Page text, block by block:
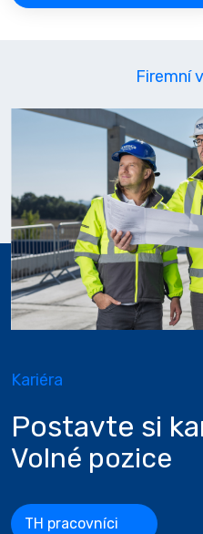
Firemní
Kariéra
Postavte si
Volné pozice
TH pracovníci